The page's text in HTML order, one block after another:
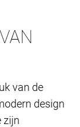
van de
design
zijn